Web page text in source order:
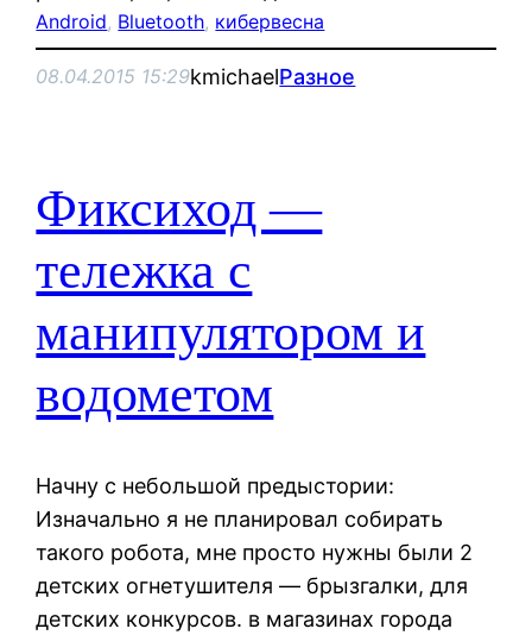
Android, Bluetooth, кибервесна
08.04.2015 15:29kmichaelРазное
Фиксиход —
тележка с
манипулятором и
водометом
Начну с небольшой предыстории:
Изначально я не планировал собирать
такого робота, мне просто нужны были 2
детских огнетушителя — брызгалки, для
детских конкурсов. в магазинах города